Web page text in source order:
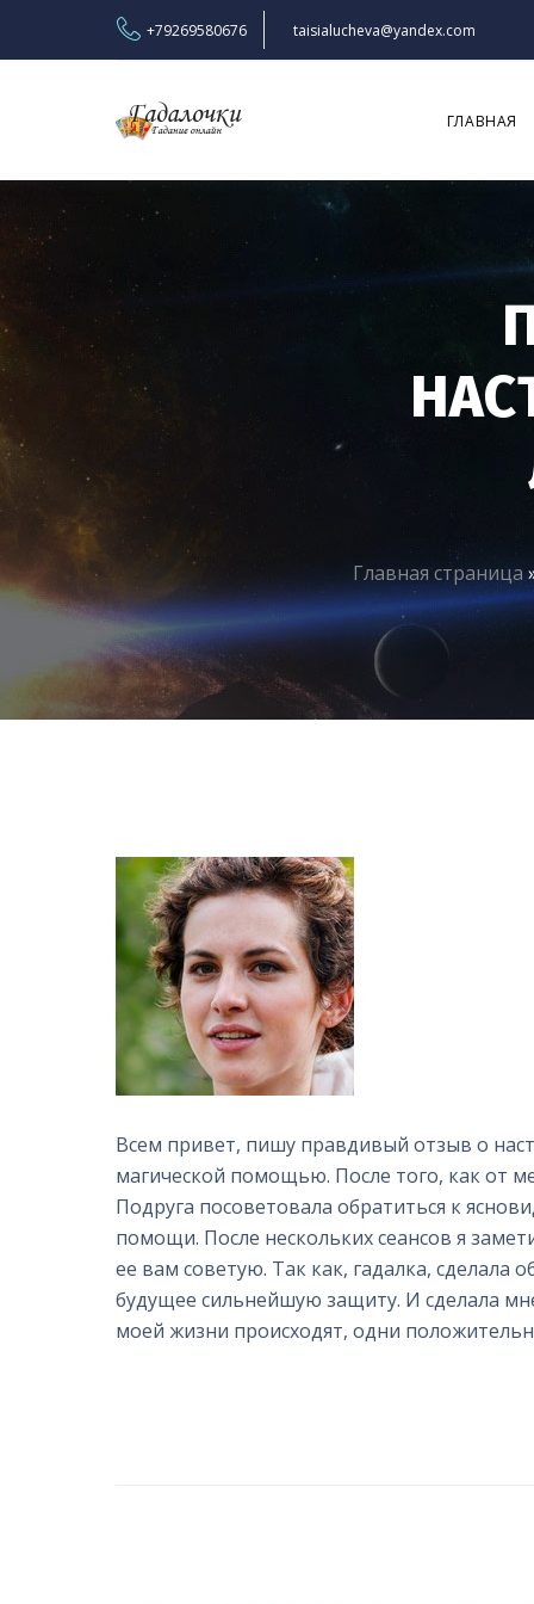
+79269580676 taisialucheva@yandex.com
ГЛАВНАЯ
Главная страница
Всем привет, пишу правдивый отзыв о
магической помощью. После того, как от
Подруга посоветовала обратиться к
помощи. После нескольких сеансов я
ее вам советую. Так как, гадалка, сделала
будущее сильнейшую защиту. И сделала
моей жизни происходят, одни